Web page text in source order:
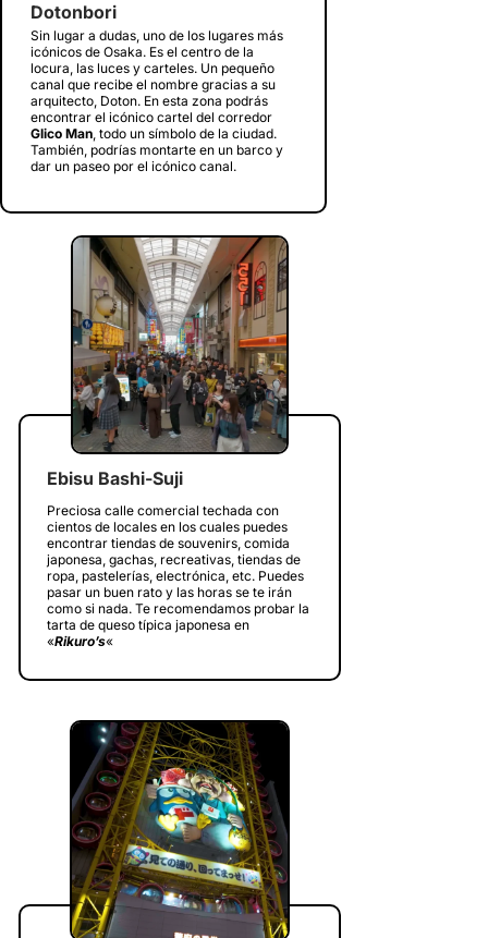
Dotonbori
Sin lugar a dudas, uno de los lugares más
icónicos de Osaka. Es el centro de la
locura, las luces y carteles. Un pequeño
canal que recibe el nombre gracias a su
arquitecto, Doton. En esta zona podrás
encontrar el icónico cartel del corredor
Glico Man, todo un símbolo de la ciudad.
También, podrías montarte en un barco y
dar un paseo por el icónico canal.
Ebisu Bashi-Suji
Preciosa calle comercial techada con
cientos de locales en los cuales puedes
encontrar tiendas de souvenirs, comida
japonesa, gachas, recreativas, tiendas de
ropa, pastelerías, electrónica, etc. Puedes
pasar un buen rato y las horas se te irán
como si nada. Te recomendamos probar la
tarta de queso típica japonesa en
«Rikuro’s«